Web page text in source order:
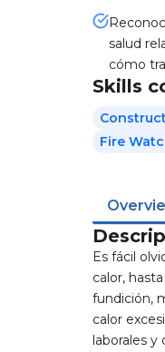
salud
cómo
Skills
Fire
Es fácil
calor,
fundición,
calor
laborales